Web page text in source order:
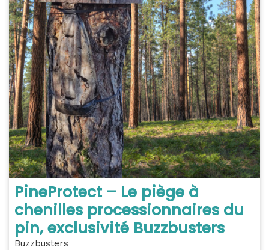
PineProtect – Le piège à
chenilles processionnaires du
pin, exclusivité Buzzbusters
Buzzbusters